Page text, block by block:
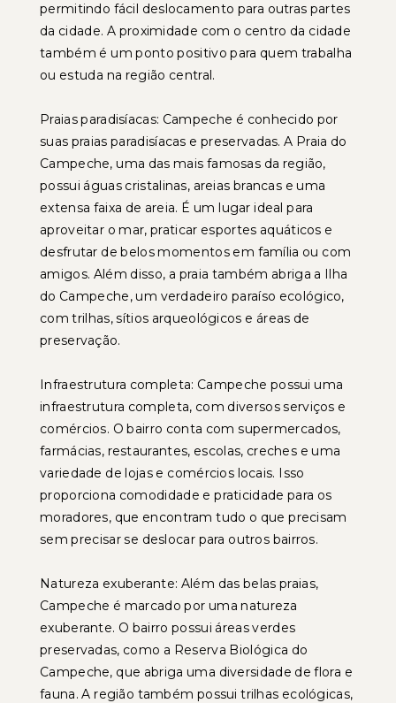
permitindo fácil deslocamento para outras partes
da cidade. A proximidade com o centro da cidade
também é um ponto positivo para quem trabalha
ou estuda na região central.
Praias paradisíacas: Campeche é conhecido por
suas praias paradisíacas e preservadas. A Praia do
Campeche, uma das mais famosas da região,
possui águas cristalinas, areias brancas e uma
extensa faixa de areia. É um lugar ideal para
aproveitar o mar, praticar esportes aquáticos e
desfrutar de belos momentos em família ou com
amigos. Além disso, a praia também abriga a Ilha
do Campeche, um verdadeiro paraíso ecológico,
com trilhas, sítios arqueológicos e áreas de
preservação.
Infraestrutura completa: Campeche possui uma
infraestrutura completa, com diversos serviços e
comércios. O bairro conta com supermercados,
farmácias, restaurantes, escolas, creches e uma
variedade de lojas e comércios locais. Isso
proporciona comodidade e praticidade para os
moradores, que encontram tudo o que precisam
sem precisar se deslocar para outros bairros.
Natureza exuberante: Além das belas praias,
Campeche é marcado por uma natureza
exuberante. O bairro possui áreas verdes
preservadas, como a Reserva Biológica do
Campeche, que abriga uma diversidade de flora e
fauna. A região também possui trilhas ecológicas,